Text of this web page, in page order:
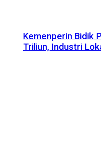
Kemenperin Bidik
Triliun, Industri